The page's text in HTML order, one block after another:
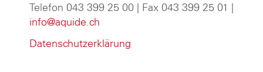
Telefon 043 399 25 00 | Fax 043 399 25 01 |
info@aquide.ch
Datenschutzerklärung